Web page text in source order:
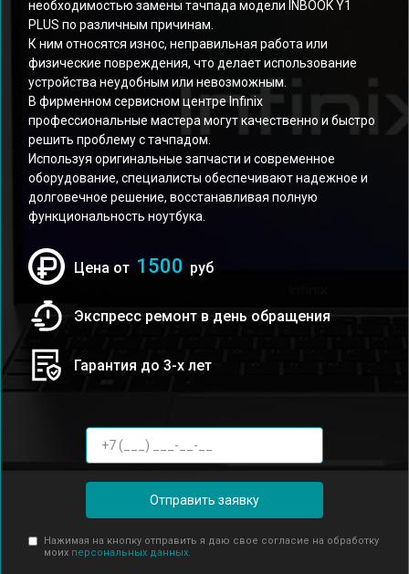
необходимостью замены тачпада модели INBOOK Y1
PLUS по различным причинам.
К ним относятся износ, неправильная работа или
физические повреждения, что делает использование
устройства неудобным или невозможным.
В фирменном сервисном центре Infinix
профессиональные мастера могут качественно и быстро
решить проблему с тачпадом.
Используя оригинальные запчасти и современное
оборудование, специалисты обеспечивают надежное и
долговечное решение, восстанавливая полную
функциональность ноутбука.
Цена от 1500 руб
Экспресс ремонт в день обращения
Гарантия до 3-х лет
Отправить заявку
Нажимая на кнопку отправить я даю свое согласие на обработку
моих персональных данных.